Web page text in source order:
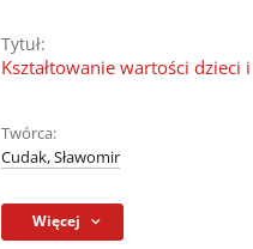
Tytuł:
Kształtowanie wartości
Twórca:
Cudak, Sławomir
Więcej